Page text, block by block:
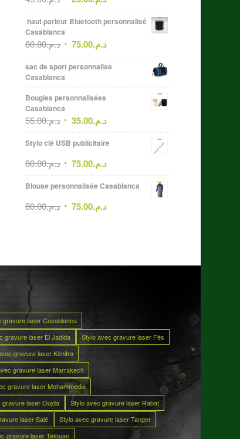
haut parleur Bluetooth personnalisé
Casablanca
د.م.80.00 د.م.75.00
sac de sport personnalise
Casablanca
Bougies personnalisées
Casablanca
د.م.55.00 د.م.35.00
Stylo clé USB publicitaire
د.م.80.00 د.م.75.00
Blouse personnalisée Casablanca
د.م.80.00 د.م.75.00
gravure laser Casablanca
gravure laser El Jadida
Stylo avec gravure laser Fès
gravure laser Kénitra
gravure laser Marrakech
gravure laser Mohammedia
gravure laser Oujda
Stylo avec gravure laser Rabat
laser Salé
Stylo avec gravure laser Tanger
gravure laser Tétouan